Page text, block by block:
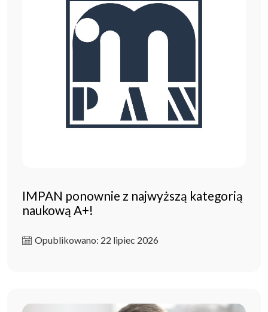
IMPAN ponownie z najwyższą kategorią
naukową A+!
Opublikowano: 22 lipiec 2026